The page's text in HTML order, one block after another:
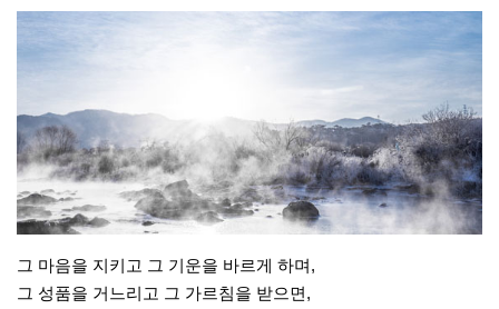
본문
그 마음을 지키고 그 기운을 바르게 하며,
그 성품을 거느리고 그 가르침을 받으면,